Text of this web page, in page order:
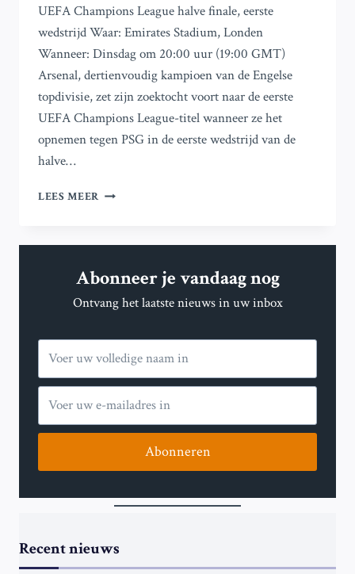
UEFA Champions League halve finale, eerste
wedstrijd Waar: Emirates Stadium, Londen
Wanneer: Dinsdag om 20:00 uur (19:00 GMT)
Arsenal, dertienvoudig kampioen van de Engelse
topdivisie, zet zijn zoektocht voort naar de eerste
UEFA Champions League-titel wanneer ze het
opnemen tegen PSG in de eerste wedstrijd van de
halve…
LEES MEER CHAMPIONS
WAT
MOET
VOOR
HALVE
FINALE
TUSSEN
EN
PSG
Abonneer je vandaag nog
Ontvang het laatste nieuws in uw inbox
Abonneren
Recent nieuws